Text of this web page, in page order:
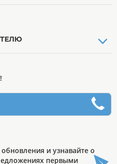
и узнавайте о
первыми